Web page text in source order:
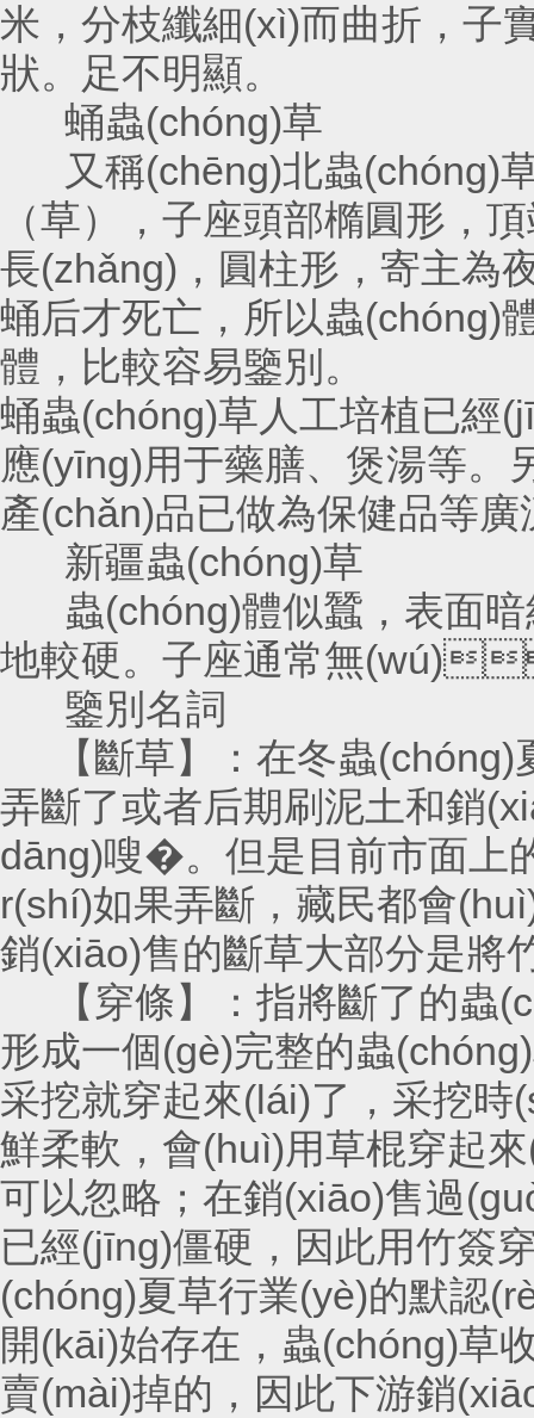
米，分枝纖細(xì)而曲折，
狀。足不明顯。
蛹蟲(chóng)草
又稱(chēng)北蟲(chóng)草
（草），子座頭部橢圓形
長(zhǎng)，圓柱形，寄
蛹后才死亡，所以蟲(chóng)
體，比較容易鑒別。
蛹蟲(chóng)草人工培植已經
應(yīng)用于藥膳、煲湯等
產(chǎn)品已做為保健品等廣
新疆蟲(chóng)草
蟲(chóng)體似蠶，表面暗
地較硬。子座通常無
鑒別名詞
【斷草】：在冬蟲(chóng)
弄斷了或者后期刷泥土和銷
dāng)嗖�。但是目前市面
r(shí)如果弄斷，藏民都會
銷(xiāo)售的斷草大部分是將
【穿條】：指將斷了的蟲
形成一個(gè)完整的蟲(chóng)
采挖就穿起來(lái)了，采挖
鮮柔軟，會(huì)用草棍穿起來
可以忽略；在銷(xiāo)售過
已經(jīng)僵硬，因此用竹簽
(chóng)夏草行業(yè)的默認
開(kāi)始存在，蟲(chóng)
賣(mài)掉的，因此下游銷